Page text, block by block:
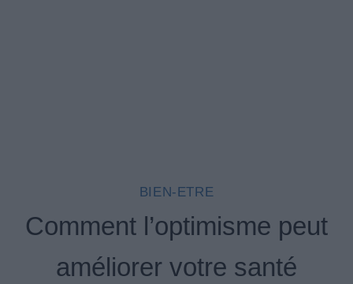
BIEN-ETRE
Comment l’optimisme peut
améliorer votre santé